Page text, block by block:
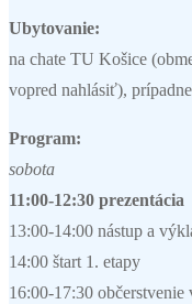
Ubytovanie:
na chate TU Košice
vopred nahlásiť),
Program:
sobota
11:00-12:30 prezentácia
13:00-14:00 nástup a
14:00 štart 1. etapy
16:00-17:30 občerstvenie